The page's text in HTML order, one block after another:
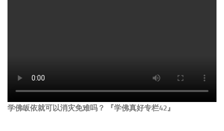
学佛皈依就可以消灾免难吗？ 『学佛真好专栏42』